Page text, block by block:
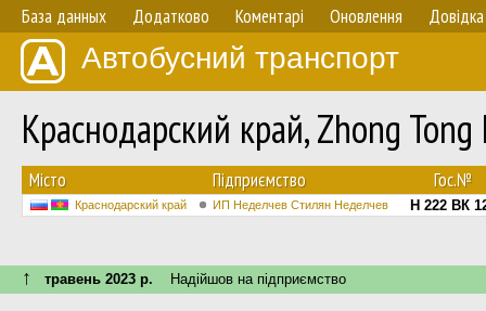
База данных Додатково Коментарі Оновлення Довідка
Автобусний транспорт
Краснодарский край, Zhong
Мiсто Підприємство Гос.№
Краснодарский край ИП Неделчев Стилян Неделчев Н 222 ВК
↑ травень 2023 р. Надійшов на підприємство